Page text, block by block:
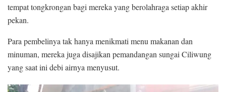
tempat tongkrongan bagi mereka yang berolahraga setiap akhir
pekan.
Para pembelinya tak hanya menikmati menu makanan dan
minuman, mereka juga disajikan pemandangan sungai Ciliwung
yang saat ini debi airnya menyusut.